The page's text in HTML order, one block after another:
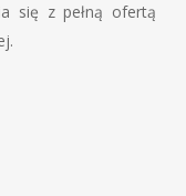
się z pełną ofertą